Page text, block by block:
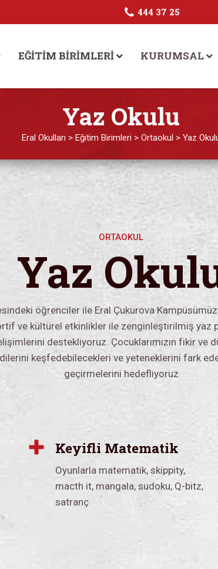
444 37 25
EĞITIM BIRIMLERI KURUMSAL
Yaz Okulu
Eral Okulları > Eğitim Birimleri> Ortaokul > Yaz
ORTAOKUL
Yaz
öğrenciler ile Eral Çukurova
ve kültürel etkinlikler ile zenginleştirilmiş yaz
destekliyoruz. Çocuklarımızın fikir ve
keşfedebilecekleri ve yeteneklerini fark
geçirmelerini hedefliyoruz
Keyifli Matematik
Oyunlarla matematik, skippity,
macth it, mangala, sudoku, Q-bitz,
satranç